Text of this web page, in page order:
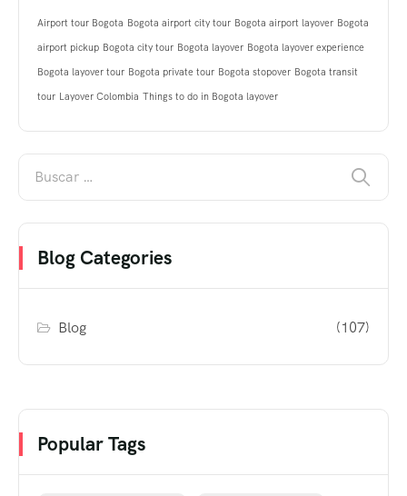
Airport tour Bogota Bogota airport city tour Bogota airport layover Bogota
airport pickup Bogota city tour Bogota layover Bogota layover experience
Bogota layover tour Bogota private tour Bogota stopover Bogota transit
tour Layover Colombia Things to do in Bogota layover
Blog Categories
Blog (107)
Popular Tags